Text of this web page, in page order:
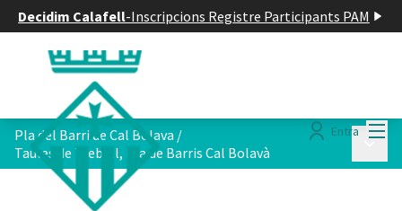
Decidim Calafell-Inscripcions Registre Participants PAM
Entra
Pla del Barri de Cal Bolava /
Taules de Treball, Pla de Barris Cal Bolavà